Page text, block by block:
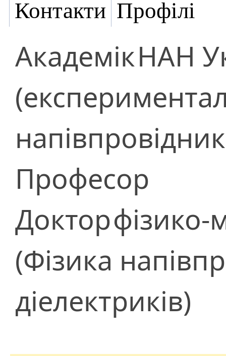
Контакти Профілі
АкадемікНАН
Професор
Доктор
(Фізика
діелектриків)